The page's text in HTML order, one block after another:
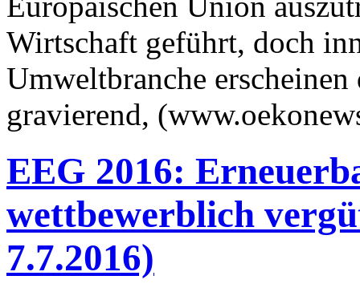
Wirtschaft geführt, doch
Umweltbranche
gravierend,
EEG 2016:
wettbewerblich
7.7.2016)